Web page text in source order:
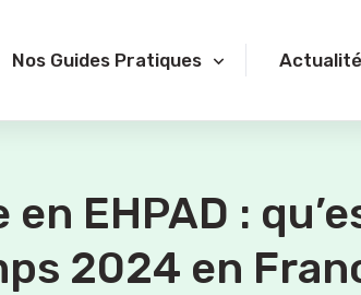
Nos Guides Pratiques
EHPAD :
2024 en